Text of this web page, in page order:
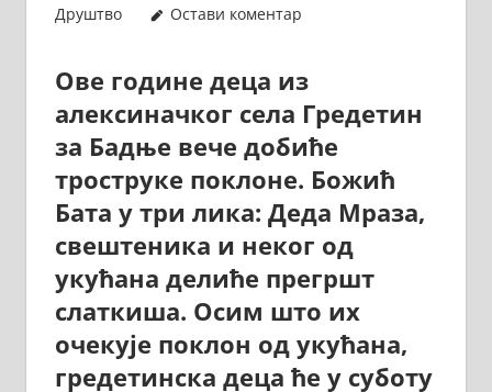
Друштво
Остави коментар
Ове године деца из
алексиначког села Гредетин
за Бадње вече добиће
троструке поклоне. Божић
Бата у три лика: Деда Мраза,
свештеника и неког од
укућана делиће прегршт
слаткиша. Осим што их
очекује поклон од укућана,
гредетинска деца ће у суботу